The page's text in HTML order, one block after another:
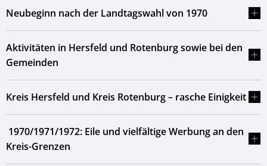
Neubeginn nach der Landtagswahl von 1970
Aktivitäten in Hersfeld und Rotenburg sowie bei den
Gemeinden
Kreis Hersfeld und Kreis Rotenburg – rasche Einigkeit
1970/1971/1972: Eile und vielfältige Werbung an den
Kreis-Grenzen